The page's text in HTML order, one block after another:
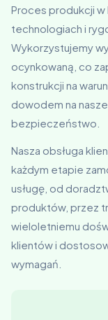
Proces produkcji w
technologiach i
Wykorzystujemy
ocynkowaną, co
konstrukcji na
dowodem na
bezpieczeństwo.
Nasza obsługa
każdym etapie
usługę, od
produktów, przez
wieloletniemu
klientów i
wymagań.